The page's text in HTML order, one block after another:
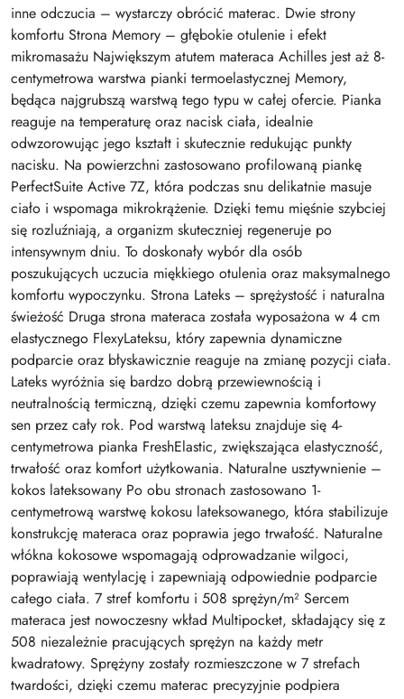
inne odczucia – wystarczy obrócić materac. Dwie strony
komfortu Strona Memory – głębokie otulenie i efekt
mikromasażu Największym atutem materaca Achilles jest aż 8-
centymetrowa warstwa pianki termoelastycznej Memory,
będąca najgrubszą warstwą tego typu w całej ofercie. Pianka
reaguje na temperaturę oraz nacisk ciała, idealnie
odwzorowując jego kształt i skutecznie redukując punkty
nacisku. Na powierzchni zastosowano profilowaną piankę
PerfectSuite Active 7Z, która podczas snu delikatnie masuje
ciało i wspomaga mikrokrążenie. Dzięki temu mięśnie szybciej
się rozluźniają, a organizm skuteczniej regeneruje po
intensywnym dniu. To doskonały wybór dla osób
poszukujących uczucia miękkiego otulenia oraz maksymalnego
komfortu wypoczynku. Strona Lateks – sprężystość i naturalna
świeżość Druga strona materaca została wyposażona w 4 cm
elastycznego FlexyLateksu, który zapewnia dynamiczne
podparcie oraz błyskawicznie reaguje na zmianę pozycji ciała.
Lateks wyróżnia się bardzo dobrą przewiewnością i
neutralnością termiczną, dzięki czemu zapewnia komfortowy
sen przez cały rok. Pod warstwą lateksu znajduje się 4-
centymetrowa pianka FreshElastic, zwiększająca elastyczność,
trwałość oraz komfort użytkowania. Naturalne usztywnienie –
kokos lateksowany Po obu stronach zastosowano 1-
centymetrową warstwę kokosu lateksowanego, która stabilizuje
konstrukcję materaca oraz poprawia jego trwałość. Naturalne
włókna kokosowe wspomagają odprowadzanie wilgoci,
poprawiają wentylację i zapewniają odpowiednie podparcie
całego ciała. 7 stref komfortu i 508 sprężyn/m² Sercem
materaca jest nowoczesny wkład Multipocket, składający się z
508 niezależnie pracujących sprężyn na każdy metr
kwadratowy. Sprężyny zostały rozmieszczone w 7 strefach
twardości, dzięki czemu materac precyzyjnie podpiera